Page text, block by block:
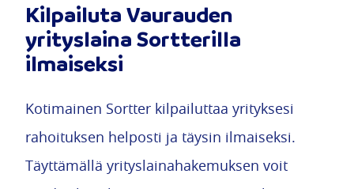
Kilpailuta Vaurauden
yrityslaina Sortterilla
ilmaiseksi
Kotimainen Sortter kilpailuttaa yrityksesi
rahoituksen helposti ja täysin ilmaiseksi.
Täyttämällä yrityslainahakemuksen voit